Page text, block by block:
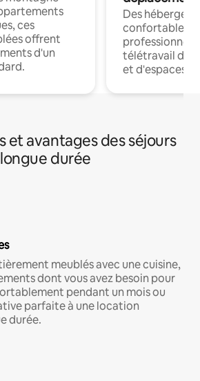
ces
offrent
d'un
Des
confortables
professionnels
télétravail
et d'espaces
et avantages des séjours
longue durée
meublés avec une cuisine,
dont vous avez besoin pour
pendant un mois ou
parfaite à une location
durée.